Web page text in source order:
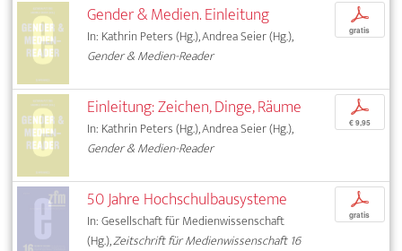
Gender & Medien. Einleitung
In: Kathrin Peters (Hg.), Andrea Seier (Hg.),
Gender & Medien-Reader
p
gratis
Einleitung: Zeichen, Dinge, Räume
In: Kathrin Peters (Hg.), Andrea Seier (Hg.),
Gender & Medien-Reader
p
€ 9,95
50 Jahre Hochschulbausysteme
In: Gesellschaft für Medienwissenschaft
(Hg.),Zeitschrift für Medienwissenschaft 16
p
gratis